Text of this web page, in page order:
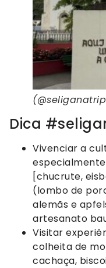
Dica
Vivenciar a
[chucrute,
(lombo de
alemãs e
artesanato
Visitar
colheita de
cachaça,